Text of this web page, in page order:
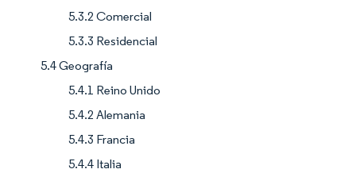
5.3.2 Comercial
5.3.3 Residencial
5.4 Geografía
5.4.1 Reino Unido
5.4.2 Alemania
5.4.3 Francia
5.4.4 Italia